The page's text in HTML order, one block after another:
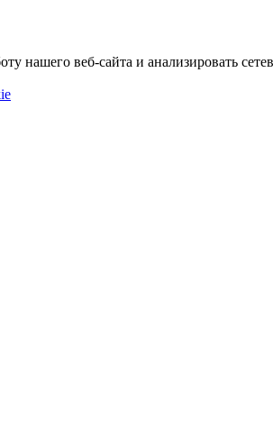
нашего веб-сайта и анализировать